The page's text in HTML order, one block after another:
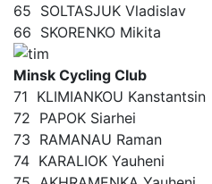
65 SOLTASJUK Vladislav
66 SKORENKO Mikita
Minsk Cycling Club
71 KLIMIANKOU Kanstantsin
72 PAPOK Siarhei
73 RAMANAU Raman
74 KARALIOK Yauheni